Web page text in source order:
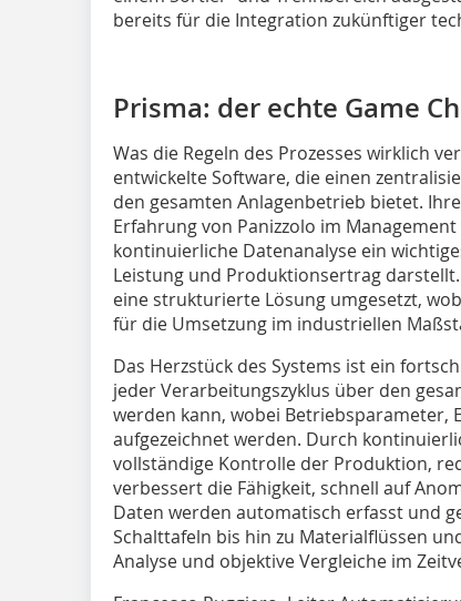
bereits für die Integration zukünftiger
Prisma: der echte Game
Was die Regeln des Prozesses wirklich
entwickelte Software, die einen
den gesamten Anlagenbetrieb bietet.
Erfahrung von Panizzolo im Management
kontinuierliche Datenanalyse ein
Leistung und Produktionsertrag
eine strukturierte Lösung umgesetzt,
für die Umsetzung im industriellen
Das Herzstück des Systems ist ein
jeder Verarbeitungszyklus über den
werden kann, wobei Betriebsparameter,
aufgezeichnet werden. Durch
vollständige Kontrolle der Produktion,
verbessert die Fähigkeit, schnell auf
Daten werden automatisch erfasst und
Schalttafeln bis hin zu Materialflüssen
Analyse und objektive Vergleiche im